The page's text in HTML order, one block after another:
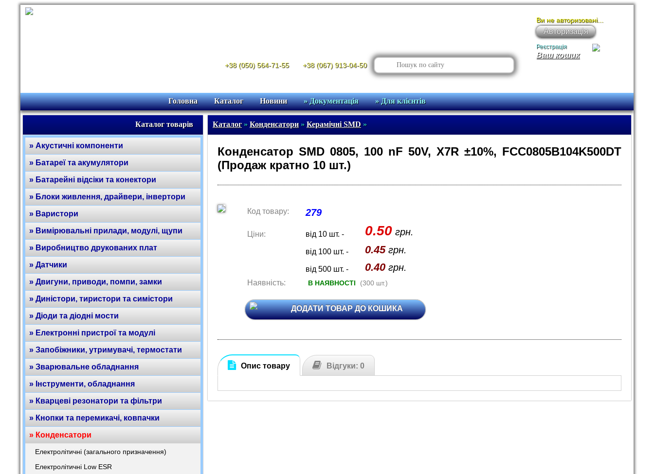
+38 (050) 564-71-55 +38 (067) 913-04-50
Ваш кошик
Ви не авторизовані...
Авторизація
Реєстрація
Головна Каталог Новини » Документація » Для клієнтів
Каталог товарів
» Акустичні компоненти
» Батареї та акумулятори
» Батарейні відсіки та конектори
» Блоки живлення, драйвери, інвертори
» Варистори
» Вимірювальні прилади, модулі, щупи
» Виробництво друкованих плат
» Датчики
» Двигуни, приводи, помпи, замки
» Диністори, тиристори та симістори
» Діоди та діодні мости
» Електронні пристрої та модулі
» Запобіжники, утримувачі, термостати
» Зварювальне обладнання
» Інструменти, обладнання
» Кварцеві резонатори та фільтри
» Кнопки та перемикачі, ковпачки
» Конденсатори
Електролітичні (загального призначення)
Електролітичні Low ESR
Каталог» Конденсатори» Керамічні SMD »
Конденсатор SMD 0805, 100 nF 50V, X7R ±10%, FCC0805B104K500DT
(Продаж кратно 10 шт.)
Код товару: 279
Ціни: від 10 шт. - 0.50 грн.
від 100 шт. - 0.45грн.
від 500 шт. - 0.40 грн.
Наявність: В НАЯВНОСТІ (300 шт.)
ДОДАТИ ТОВАР ДО КОШИКА
Опис товару Відгуки: 0